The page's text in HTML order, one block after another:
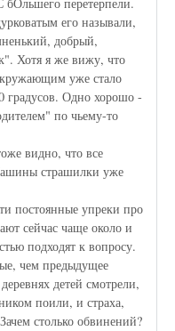
его называли,
добрый,
Хотя я же вижу, что
уже стало
градусов. Одно хорошо -
по чьему-то
видно, что все
страшилки уже
постоянные упреки про
сейчас чаще около и
подходят к вопросу.
чем предыдущее
детей смотрели,
поили, и страха,
столько обвинений?